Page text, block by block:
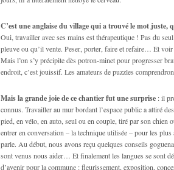
C’est une anglaise du village qui a trouvé le mot
Oui, travailler avec ses mains est thérapeutique ! Pas du
pleuve ou qu’il vente. Peser, porter, faire et refaire… Et
Mais l’on s’y précipite dès potron-minet pour progresser
endroit, c’est jouissif. Les amateurs de puzzles
Mais la grande joie de ce chantier fut une surprise : il
connus. Travailler au mur bordant l’espace public a attiré
pied, en vélo, en auto, seul ou en couple, tiré par son chien
entrer en conversation – la technique utilisée – pour les
parle. Au début, nous avons reçu quelques conseils
sont venus nous aider… Et finalement les langues se sont
d’avenir pour la commune : fleurissement, exposition,